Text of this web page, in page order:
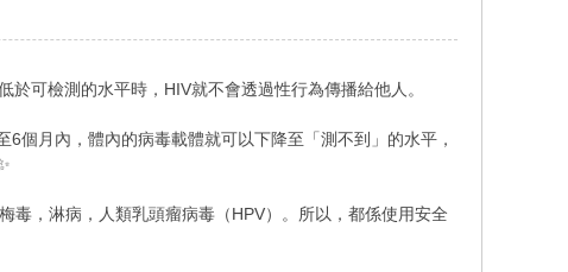
可檢測的水平時，HIV就不會透過性行為傳播給他人。
個月內，體內的病毒載體就可以下降至「測不到」的水平，
毒，淋病，人類乳頭瘤病毒（HPV）。所以，都係使用安全